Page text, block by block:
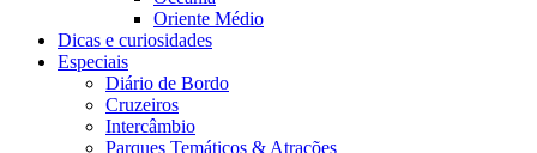
Oriente Médio
Dicas e curiosidades
Especiais
Diário de Bordo
Cruzeiros
Intercâmbio
Parques Temáticos & Atrações